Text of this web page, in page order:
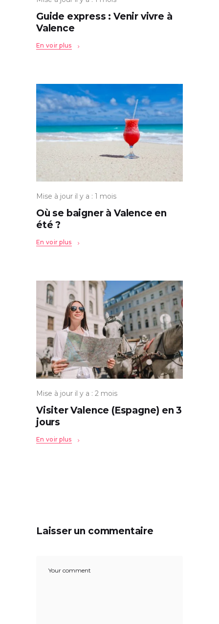
Guide express : Venir vivre à
Valence
En voir plus
Mise à jour il y a : 1 mois
Où se baigner à Valence en
été ?
En voir plus
Mise à jour il y a : 2 mois
Visiter Valence (Espagne) en 3
jours
En voir plus
Laisser un commentaire